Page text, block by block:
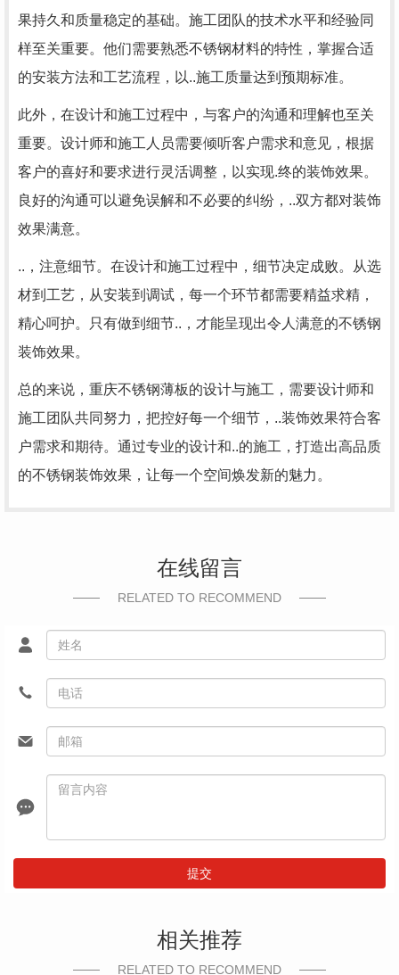
果持久和质量稳定的基础。施工团队的技术水平和经验同
样至关重要。他们需要熟悉不锈钢材料的特性，掌握合适
的安装方法和工艺流程，以..施工质量达到预期标准。
此外，在设计和施工过程中，与客户的沟通和理解也至关
重要。设计师和施工人员需要倾听客户需求和意见，根据
客户的喜好和要求进行灵活调整，以实现.终的装饰效果。
良好的沟通可以避免误解和不必要的纠纷，..双方都对装饰
效果满意。
..，注意细节。在设计和施工过程中，细节决定成败。从选
材到工艺，从安装到调试，每一个环节都需要精益求精，
精心呵护。只有做到细节..，才能呈现出令人满意的不锈钢
装饰效果。
总的来说，重庆不锈钢薄板的设计与施工，需要设计师和
施工团队共同努力，把控好每一个细节，..装饰效果符合客
户需求和期待。通过专业的设计和..的施工，打造出高品质
的不锈钢装饰效果，让每一个空间焕发新的魅力。
在线留言
RELATED TO RECOMMEND
提交
相关推荐
RELATED TO RECOMMEND